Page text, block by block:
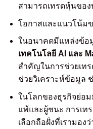
สามารถเทรดหุ้นขอ
โอกาสและแนวโน้ม
ในอนาคตมีแหล่งข้อ
เทคโนโลยี AI และ
สำคัญในการช่วยเท
ช่วยวิเคราะห์ข้อมูล
ในโลกของธุรกิจย่อ
แพ้และผู้ชนะ การเท
เลือกถือฝั่งที่เรามองว่